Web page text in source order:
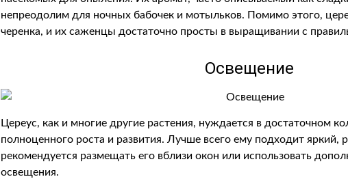
непреодолим для ночных бабочек и мотыльков. Помимо этого,
черенка, и их саженцы достаточно просты в выращивании с
Освещение
Цереус, как и многие другие растения, нуждается в достаточном
полноценного роста и развития. Лучше всего ему подходит яркий,
рекомендуется размещать его вблизи окон или использовать
освещения.